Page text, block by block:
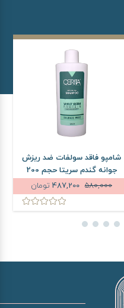
شامپو فاقد سولفات ضد ریزش
جوانه گندم سریتا حجم 200
میلی لیتر580,000 تومان